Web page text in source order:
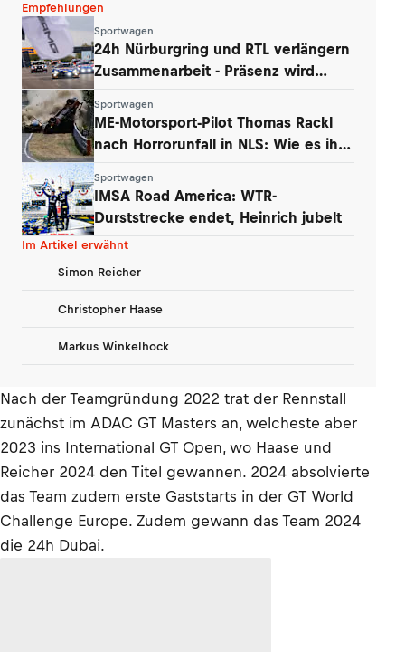
Empfehlungen
Sportwagen
24h Nürburgring und RTL verlängern
Zusammenarbeit - Präsenz wird
Sportwagen
ME-Motorsport-Pilot Thomas Rackl
nach Horrorunfall in NLS: Wie es ihm
Sportwagen
IMSA Road America: WTR-
Durststrecke endet, Heinrich jubelt
Im Artikel erwähnt
Simon Reicher
Christopher Haase
Markus Winkelhock
Nach der Teamgründung 2022 trat der Rennstall
zunächst im ADAC GT Masters an, welcheste aber
2023 ins International GT Open, wo Haase und
Reicher 2024 den Titel gewannen. 2024 absolvierte
das Team zudem erste Gaststarts in der GT World
Challenge Europe. Zudem gewann das Team 2024
die 24h Dubai.